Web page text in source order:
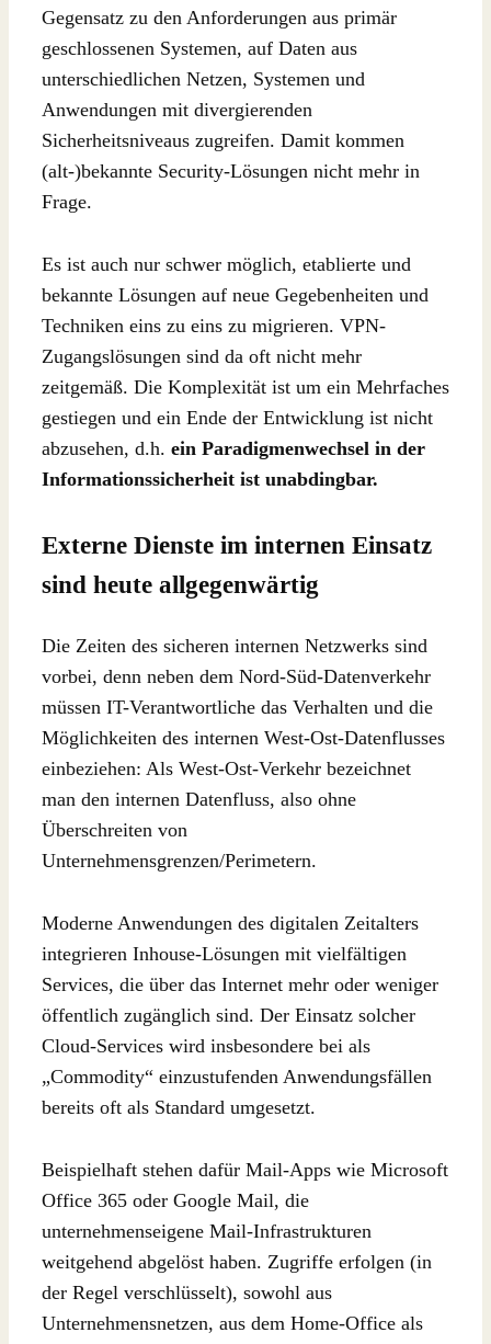
Gegensatz zu den Anforderungen aus primär
geschlossenen Systemen, auf Daten aus
unterschiedlichen Netzen, Systemen und
Anwendungen mit divergierenden
Sicherheitsniveaus zugreifen. Damit kommen
(alt-)bekannte Security-Lösungen nicht mehr in
Frage.
Es ist auch nur schwer möglich, etablierte und
bekannte Lösungen auf neue Gegebenheiten und
Techniken eins zu eins zu migrieren. VPN-
Zugangslösungen sind da oft nicht mehr
zeitgemäß. Die Komplexität ist um ein Mehrfaches
gestiegen und ein Ende der Entwicklung ist nicht
abzusehen, d.h. ein Paradigmenwechsel in der
Informationssicherheit ist unabdingbar.
Externe Dienste im internen Einsatz
sind heute allgegenwärtig
Die Zeiten des sicheren internen Netzwerks sind
vorbei, denn neben dem Nord-Süd-Datenverkehr
müssen IT-Verantwortliche das Verhalten und die
Möglichkeiten des internen West-Ost-Datenflusses
einbeziehen: Als West-Ost-Verkehr bezeichnet
man den internen Datenfluss, also ohne
Überschreiten von
Unternehmensgrenzen/Perimetern.
Moderne Anwendungen des digitalen Zeitalters
integrieren Inhouse-Lösungen mit vielfältigen
Services, die über das Internet mehr oder weniger
öffentlich zugänglich sind. Der Einsatz solcher
Cloud-Services wird insbesondere bei als
„Commodity“ einzustufenden Anwendungsfällen
bereits oft als Standard umgesetzt.
Beispielhaft stehen dafür Mail-Apps wie Microsoft
Office 365 oder Google Mail, die
unternehmenseigene Mail-Infrastrukturen
weitgehend abgelöst haben. Zugriffe erfolgen (in
der Regel verschlüsselt), sowohl aus
Unternehmensnetzen, aus dem Home-Office als